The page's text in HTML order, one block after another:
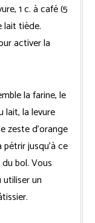
1 c. à café (5
lait tiède.
activer la
la farine, le
lait, la levure
zeste d’orange
jusqu’à ce
bol. Vous
un